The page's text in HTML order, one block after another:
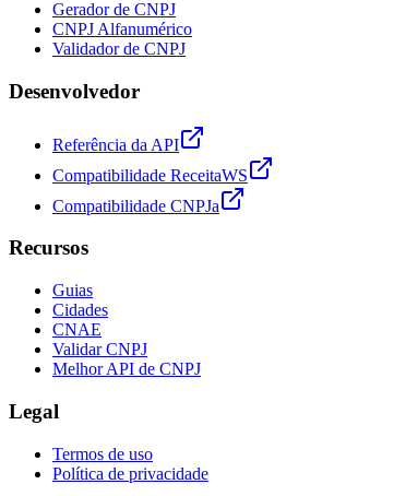
Gerador de CNPJ
CNPJ Alfanumérico
Validador de CNPJ
Desenvolvedor
Referência da API
Compatibilidade ReceitaWS
Compatibilidade CNPJa
Recursos
Guias
Cidades
CNAE
Validar CNPJ
Melhor API de CNPJ
Legal
Termos de uso
Política de privacidade